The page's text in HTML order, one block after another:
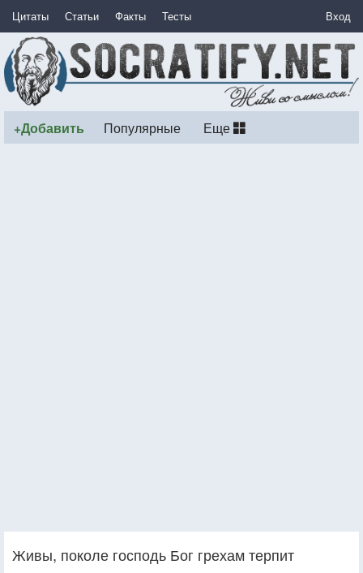
Цитаты Статьи Факты Тесты Вход
+Добавить Популярные Еще
Живы, поколе господь Бог грехам терпит